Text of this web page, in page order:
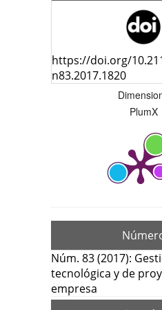
https://doi.org/
n83.2017.1820
PlumX
Núm. 83 (2017):
tecnológica y de
empresa